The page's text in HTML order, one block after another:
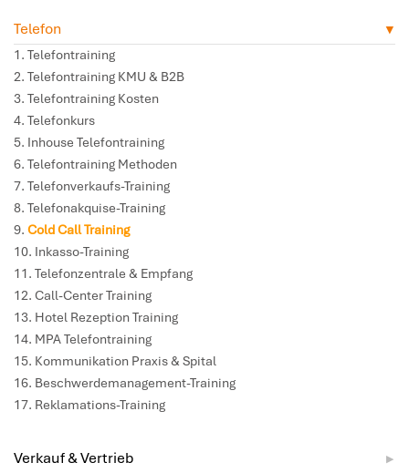
Telefon
Telefontraining
Telefontraining KMU & B2B
Telefontraining Kosten
Telefonkurs
Inhouse Telefontraining
Telefontraining Methoden
Telefonverkaufs-Training
Telefonakquise-Training
Cold Call Training
Inkasso-Training
Telefonzentrale & Empfang
Call-Center Training
Hotel Rezeption Training
MPA Telefontraining
Kommunikation Praxis & Spital
Beschwerdemanagement-Training
Reklamations-Training
Verkauf & Vertrieb